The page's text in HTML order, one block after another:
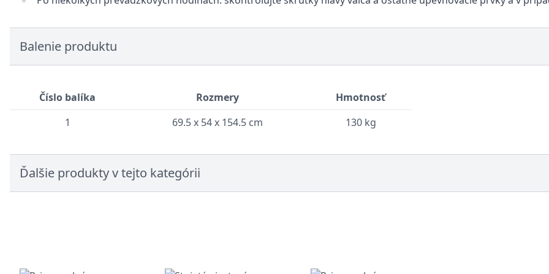
Balenie produktu
Číslo balíka Rozmery
Hmotnosť
1
69.5 x 54 x 154.5 cm 130 kg
Ďalšie produkty v tejto kategórii